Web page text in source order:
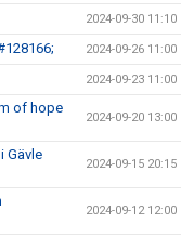
2024-09-30 11:10
2024-09-26 11:00
2024-09-23 11:00
of hope
2024-09-20 13:00
Gävle
2024-09-15 20:15
2024-09-12 12:00